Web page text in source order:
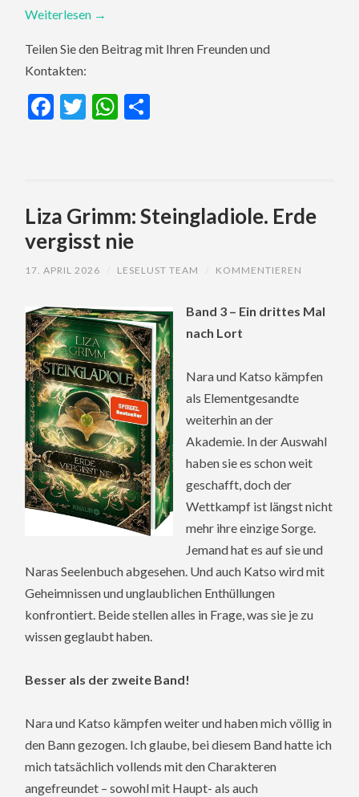
Weiterlesen →
Teilen Sie den Beitrag mit Ihren Freunden und
Kontakten:
Facebook
TwitterWhatsApp
Liza Grimm: Steingladiole. Erde
vergisst nie
17. APRIL 2026 LESELUST TEAM KOMMENTIEREN
Band 3 – Ein drittes Mal
nach Lort
Nara und Katso kämpfen
als Elementgesandte
weiterhin an der
Akademie. In der Auswahl
haben sie es schon weit
geschafft, doch der
Wettkampf ist längst nicht
mehr ihre einzige Sorge.
Jemand hat es auf sie und
Naras Seelenbuch abgesehen. Und auch Katso wird mit
Geheimnissen und unglaublichen Enthüllungen
konfrontiert. Beide stellen alles in Frage, was sie je zu
wissen geglaubt haben.
Besser als der zweite Band!
Nara und Katso kämpfen weiter und haben mich völlig in
den Bann gezogen. Ich glaube, bei diesem Band hatte ich
mich tatsächlich vollends mit den Charakteren
angefreundet – sowohl mit Haupt- als auch